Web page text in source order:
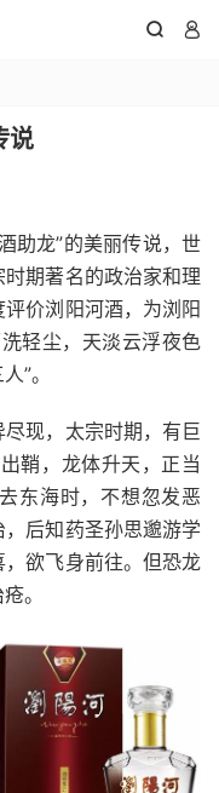
 
说
助龙”的美丽传说，世
期著名的政治家和理
价浏阳河酒，为浏阳
轻尘，天淡云浮夜色
”。
现，太宗时期，有巨
鞘，龙体升天，正当
东海时，不想忽发恶
后知药圣孙思邈游学
欲飞身前往。但恐龙
。